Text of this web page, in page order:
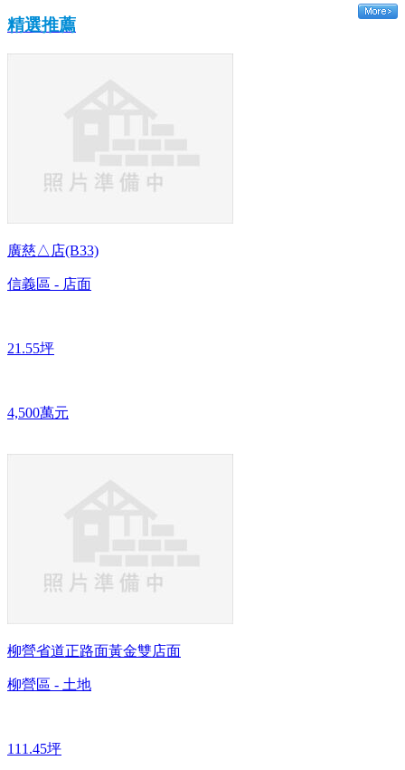
精選推薦
廣慈△店(B33)
信義區 - 店面
21.55坪
4,500萬元
柳營省道正路面黃金雙店面
柳營區 - 土地
111.45坪